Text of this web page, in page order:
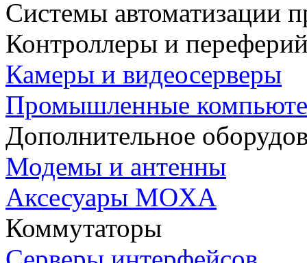
Системы автоматизации
Контроллеры и
Камеры и видеосерверы
Промышленные
Дополнительное
Модемы и антенны
Аксесуары MOXA
Коммутаторы